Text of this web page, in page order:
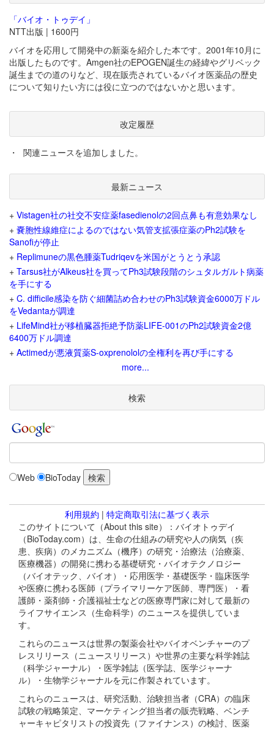
「バイオ・トゥデイ」
NTT出版 | 1600円
バイオを応用して開発中の新薬を紹介した本です。2001年10月に
出版したものです。Amgen社のEPOGEN誕生の経緯やグリベック
誕生までの道のりなど、現在販売されているバイオ医薬品の歴史
について知りたい方には役に立つのではないかと思います。
改定履歴
・ 関連ニュースを追加しました。
最新ニュース
+ Vistagen社の社交不安症薬fasedienolの2回点鼻も有意効果なし
+ 嚢胞性線維症によるのではない気管支拡張症薬のPh2試験を
Sanofiが停止
+ Replimuneの黒色腫薬Tudriqevを米国がとうとう承認
+ Tarsus社がAlkeus社を買ってPh3試験段階のシュタルガルト病薬
を手にする
+ C. difficile感染を防ぐ細菌詰め合わせのPh3試験資金6000万ドル
をVedantaが調達
+ LifeMind社が移植臓器拒絶予防薬LIFE-001のPh2試験資金2億
6400万ドル調達
+ Actimedが悪液質薬S-oxprenololの全権利を再び手にする
more...
検索
Web BioToday
利用規約 | 特定商取引法に基づく表示
このサイトについて（About this site）：バイオトゥデイ
（BioToday.com）は、生命の仕組みの研究や人の病気（疾
患、疾病）のメカニズム（機序）の研究・治療法（治療薬、
医療機器）の開発に携わる基礎研究・バイオテクノロジー
（バイオテック、バイオ）・応用医学・基礎医学・臨床医学
や医療に携わる医師（プライマリーケア医師、専門医）・看
護師・薬剤師・介護福祉士などの医療専門家に対して最新の
ライフサイエンス（生命科学）のニュースを提供していま
す。
これらのニュースは世界の製薬会社やバイオベンチャーのプ
レスリリース（ニュースリリース）や世界の主要な科学雑誌
（科学ジャーナル）・医学雑誌（医学誌、医学ジャーナ
ル）・生物学ジャーナルを元に作製されています。
これらのニュースは、研究活動、治験担当者（CRA）の臨床
試験の戦略策定、マーケティング担当者の販売戦略、ベンチ
ャーキャピタリストの投資先（ファイナンス）の検討、医薬